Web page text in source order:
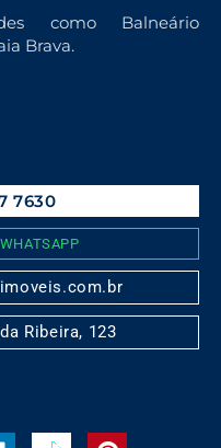
como Balneário
Brava.
7630
Ribeira, 123